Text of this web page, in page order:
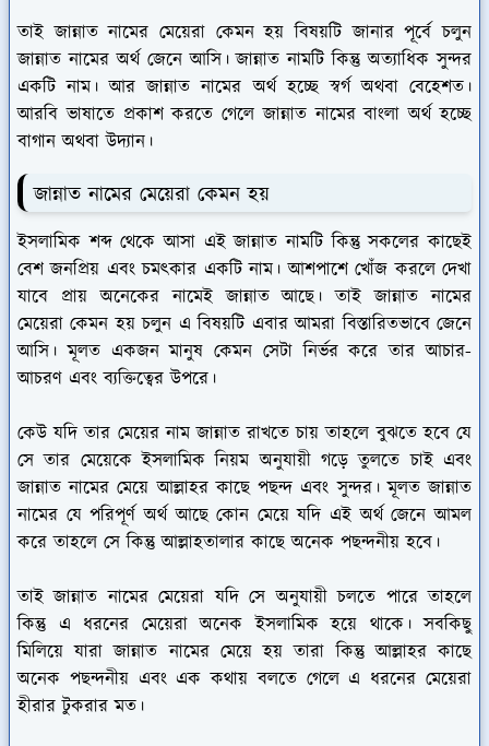
তাই জান্নাত নামের মেয়েরা কেমন হয় বিষয়টি জানার পূর্বে চলুন
জান্নাত নামের অর্থ জেনে আসি। জান্নাত নামটি কিন্তু অত্যাধিক সুন্দর
একটি নাম। আর জান্নাত নামের অর্থ হচ্ছে স্বর্গ অথবা বেহেশত।
আরবি ভাষাতে প্রকাশ করতে গেলে জান্নাত নামের বাংলা অর্থ হচ্ছে
বাগান অথবা উদ্যান।
জান্নাত নামের মেয়েরা কেমন হয়
ইসলামিক শব্দ থেকে আসা এই জান্নাত নামটি কিন্তু সকলের কাছেই
বেশ জনপ্রিয় এবং চমৎকার একটি নাম। আশপাশে খোঁজ করলে দেখা
যাবে প্রায় অনেকের নামেই জান্নাত আছে। তাই জান্নাত নামের
মেয়েরা কেমন হয় চলুন এ বিষয়টি এবার আমরা বিস্তারিতভাবে জেনে
আসি। মূলত একজন মানুষ কেমন সেটা নির্ভর করে তার আচার-
আচরণ এবং ব্যক্তিত্বের উপরে।
কেউ যদি তার মেয়ের নাম জান্নাত রাখতে চায় তাহলে বুঝতে হবে যে
সে তার মেয়েকে ইসলামিক নিয়ম অনুযায়ী গড়ে তুলতে চাই এবং
জান্নাত নামের মেয়ে আল্লাহর কাছে পছন্দ এবং সুন্দর। মূলত জান্নাত
নামের যে পরিপূর্ণ অর্থ আছে কোন মেয়ে যদি এই অর্থ জেনে আমল
করে তাহলে সে কিন্তু আল্লাহতালার কাছে অনেক পছন্দনীয় হবে।
তাই জান্নাত নামের মেয়েরা যদি সে অনুযায়ী চলতে পারে তাহলে
কিন্তু এ ধরনের মেয়েরা অনেক ইসলামিক হয়ে থাকে। সবকিছু
মিলিয়ে যারা জান্নাত নামের মেয়ে হয় তারা কিন্তু আল্লাহর কাছে
অনেক পছন্দনীয় এবং এক কথায় বলতে গেলে এ ধরনের মেয়েরা
হীরার টুকরার মত।